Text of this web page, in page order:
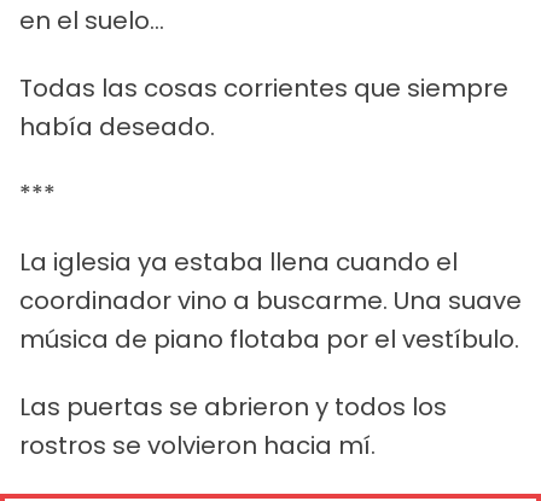
en el suelo...
Todas las cosas corrientes que siempre
había deseado.
***
La iglesia ya estaba llena cuando el
coordinador vino a buscarme. Una suave
música de piano flotaba por el vestíbulo.
Las puertas se abrieron y todos los
rostros se volvieron hacia mí.